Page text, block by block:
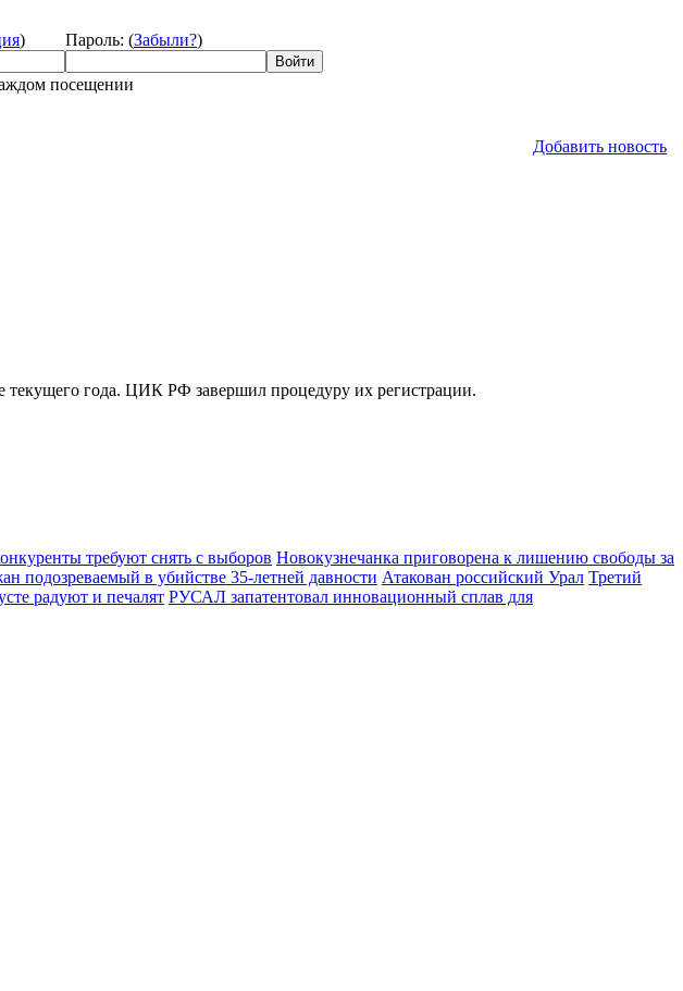
) Пароль: (Забыли?)
посещении
Добавить новость
текущего года. ЦИК РФ завершил процедуру их регистрации.
требуют снять с выборов Новокузнечанка приговорена к лишению свободы за
подозреваемый в убийстве 35-летней давности Атакован российский Урал Третий
радуют и печалят РУСАЛ запатентовал инновационный сплав для